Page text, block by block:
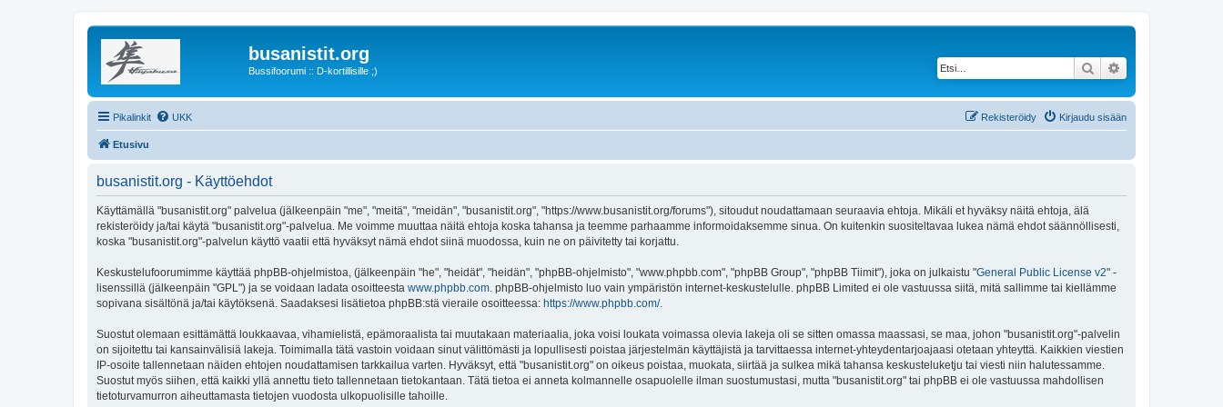
busanistit.org
Bussifoorumi :: D-kortillisille ;) Etsi
Pikalinkit UKK Kirjaudu sisään
Rekisteröidy
Etusivu
busanistit.org - Käyttöehdot
Käyttämällä "busanistit.org" palvelua (jälkeenpäin "me", "meitä", "meidän", "busanistit.org", "https://www.busanistit.org/forums"), sitoudut noudattamaan seuraavia ehtoja. Mikäli et hyväksy näitä ehtoja, älä
rekisteröidy ja/tai käytä "busanistit.org"-palvelua. Me voimme muuttaa näitä ehtoja koska tahansa ja teemme parhaamme informoidaksemme sinua. On kuitenkin suositeltavaa lukea nämä ehdot säännöllisesti,
koska "busanistit.org"-palvelun käyttö vaatii että hyväksyt nämä ehdot siinä muodossa, kuin ne on päivitetty tai korjattu.
Keskustelufoorumimme käyttää phpBB-ohjelmistoa, (jälkeenpäin "he", "heidät", "heidän", "phpBB-ohjelmisto", "www.phpbb.com", "phpBB Group", "phpBB Tiimit"), joka on julkaistu "General Public License v2" -
lisenssillä (jälkeenpäin "GPL") ja se voidaan ladata osoitteesta www.phpbb.com . phpBB-ohjelmisto luo vain ympäristön internet-keskustelulle. phpBB Limited ei ole vastuussa siitä, mitä sallimme tai kiellämme
sopivana sisältönä ja/tai käytöksenä. Saadaksesi lisätietoa phpBB:stä vieraile osoitteessa: https://www.phpbb.com/.
Suostut olemaan esittämättä loukkaavaa, vihamielistä, epämoraalista tai muutakaan materiaalia, joka voisi loukata voimassa olevia lakeja oli se sitten omassa maassasi, se maa, johon "busanistit.org"-palvelin
on sijoitettu tai kansainvälisiä lakeja. Toimimalla tätä vastoin voidaan sinut välittömästi ja lopullisesti poistaa järjestelmän käyttäjistä ja tarvittaessa internet-yhteydentarjoajaasi otetaan yhteyttä. Kaikkien viestien
IP-osoite tallennetaan näiden ehtojen noudattamisen tarkkailua varten. Hyväksyt, että "busanistit.org" on oikeus poistaa, muokata, siirtää ja sulkea mikä tahansa keskusteluketju tai viesti niin halutessamme.
Suostut myös siihen, että kaikki yllä annettu tieto tallennetaan tietokantaan. Tätä tietoa ei anneta kolmannelle osapuolelle ilman suostumustasi, mutta "busanistit.org" tai phpBB ei ole vastuussa mahdollisen
tietoturvamurron aiheuttamasta tietojen vuodosta ulkopuolisille tahoille.